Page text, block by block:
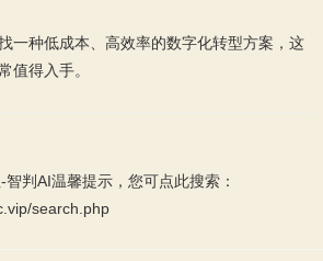
一种低成本、高效率的数字化转型方案，这
值得入手。
判AI温馨提示，您可点此搜索：
search.php